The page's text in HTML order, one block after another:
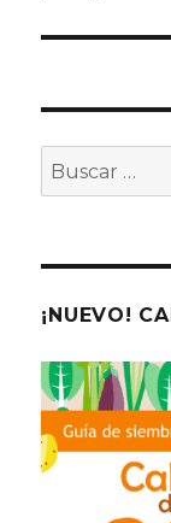
Buscar
por:
¡NUEVO!